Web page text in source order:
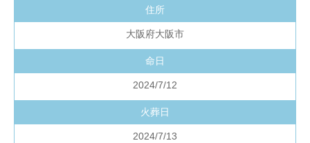
住所
大阪府大阪市
命日
2024/7/12
火葬日
2024/7/13